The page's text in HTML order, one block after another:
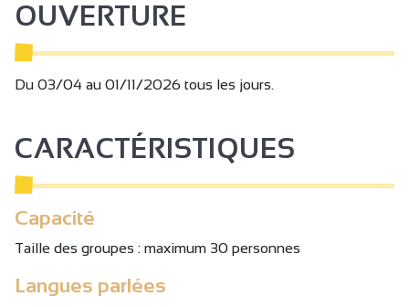
OUVERTURE
Du 03/04 au 01/11/2026 tous les jours.
CARACTÉRISTIQUES
Capacité
Taille des groupes : maximum 30 personnes
Langues parlées